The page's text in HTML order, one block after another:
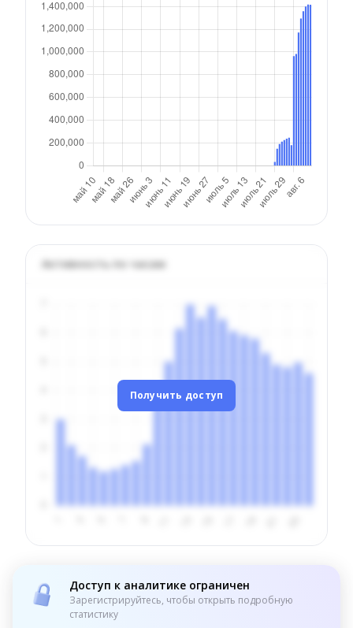
Активность по часам
Получить доступ
Доступ к аналитике ограничен
Зарегистрируйтесь, чтобы открыть подробную
статистику